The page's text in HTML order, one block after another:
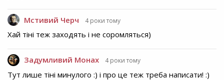
Мстивий Черч 4 роки тому
Хай тіні теж заходять і не соромляться)
Задумливий Монах 4 роки тому
Тут лише тіні минулого :) і про це теж треба написати! :)